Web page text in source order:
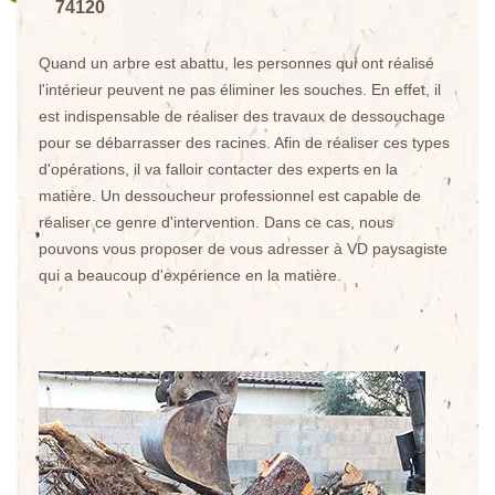
74120
Quand un arbre est abattu, les personnes qui ont réalisé
l'intérieur peuvent ne pas éliminer les souches. En effet, il
est indispensable de réaliser des travaux de dessouchage
pour se débarrasser des racines. Afin de réaliser ces types
d'opérations, il va falloir contacter des experts en la
matière. Un dessoucheur professionnel est capable de
réaliser ce genre d'intervention. Dans ce cas, nous
pouvons vous proposer de vous adresser à VD paysagiste
qui a beaucoup d'expérience en la matière.